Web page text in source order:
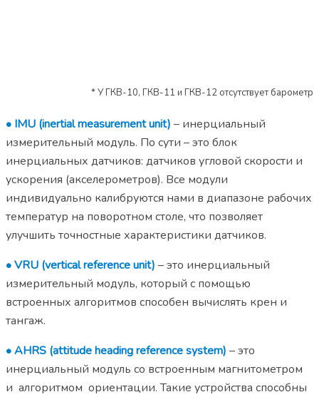
* У ГКВ-10, ГКВ-11 и ГКВ-12 отсутствует барометр
• IMU (inertial measurement unit) – инерциальный
измерительный модуль. По сути – это блок
инерциальных датчиков: датчиков угловой скорости и
ускорения (акселерометров). Все модули
индивидуально калибруются нами в диапазоне рабочих
температур на поворотном столе, что позволяет
улучшить точностные характеристики датчиков.
•VRU (vertical reference unit) – это инерциальный
измерительный модуль, который с помощью
встроенных алгоритмов способен вычислять крен и
тангаж.
•AHRS (attitude heading reference system) – это
инерциальный модуль со встроенным магнитометром
и алгоритмом ориентации. Такие устройства способны